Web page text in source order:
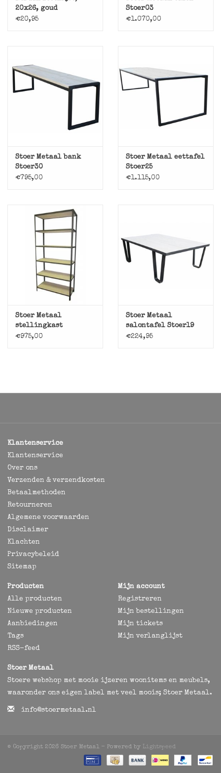
20x26, goud
€20,95
Stoer03
€1.070,00
Stoer Metaal bank
Stoer30
€795,00
Stoer Metaal eettafel
Stoer25
€1.115,00
Stoer Metaal
stellingkast
€975,00
Stoer Metaal
salontafel Stoer19
€224,95
Klantenservice
Klantenservice
Over ons
Verzenden & verzendkosten
Betaalmethoden
Retourneren
Algemene voorwaarden
Disclaimer
Klachten
Privacybeleid
Sitemap
Producten
Alle producten
Nieuwe producten
Aanbiedingen
Tags
RSS-feed
Mijn account
Registreren
Mijn bestellingen
Mijn tickets
Mijn verlanglijst
Stoer Metaal
Stoere webshop met mooie ijzeren woonitems en meubels,
waaronder ons eigen label met veel moois; Stoer Metaal.
info@stoermetaal.nl
© Copyright 2026 Stoer Metaal - Powered by Lightspeed